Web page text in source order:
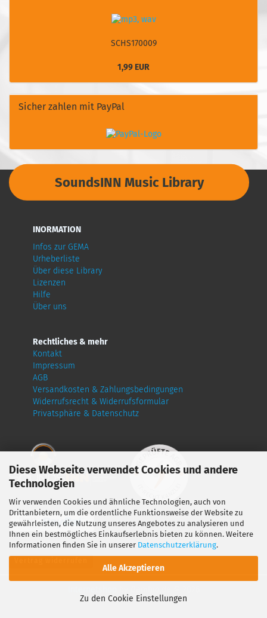
Diese Webseite verwendet Cookies und andere
Technologien
Wir verwenden Cookies und ähnliche Technologien, auch von
Drittanbietern, um die ordentliche Funktionsweise der Website zu
gewährleisten, die Nutzung unseres Angebotes zu analysieren und
Ihnen ein bestmögliches Einkaufserlebnis bieten zu können. Weitere
Informationen finden Sie in unserer Datenschutzerklärung.
Alle Akzeptieren
Zu den Cookie Einstellungen
SCHS170009
1,99 EUR
Sicher zahlen mit PayPal
SoundsINN Music Library
INORMATION
Infos zur GEMA
Urheberliste
Über diese Library
Lizenzen
Hilfe
Über uns
Rechtliches & mehr
Kontakt
Impressum
AGB
Versandkosten & Zahlungsbedingungen
Widerrufsrecht & Widerrufsformular
Privatsphäre & Datenschutz